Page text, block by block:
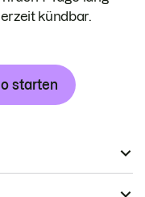
kündbar.
starten